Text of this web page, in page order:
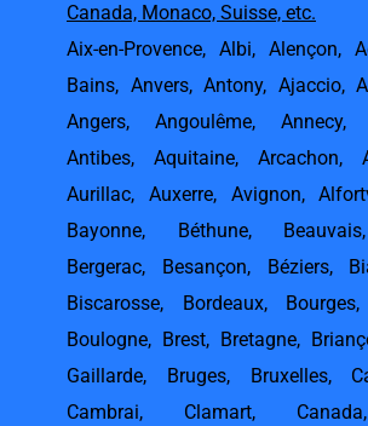
Canada, Monaco, Suisse, etc.
Aix-en-Provence, Albi, Alençon,
Bains, Anvers,Antony, Ajaccio,
Angers, Angoulême, Annecy,
Antibes, Aquitaine, Arcachon,
Aurillac, Auxerre, Avignon,
Bayonne, Béthune, Beauvais
Bergerac, Besançon, Béziers,
Biscarosse, Bordeaux, Bourges,
Boulogne, Brest, Bretagne,
Gaillarde, Bruges, Bruxelles,
Cambrai, Clamart, Canada